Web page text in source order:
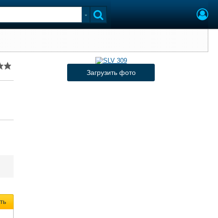
Загрузить фото